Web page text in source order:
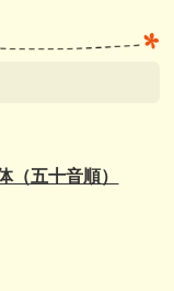
五十音順）